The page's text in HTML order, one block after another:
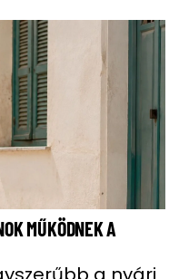
MŰKÖDNEK A